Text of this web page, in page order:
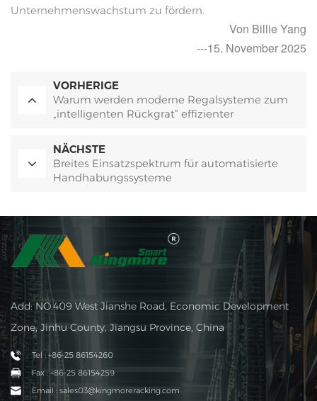
Unternehmenswachstum zu fördern.
Von Billie Yang
---15. November 2025
VORHERIGE
Warum werden moderne Regalsysteme zum
„intelligenten Rückgrat“ effizienter
NÄCHSTE
Breites Einsatzspektrum für automatisierte
Handhabungssysteme
Add: NO.409 West Jianshe Road, Economic Development
Zone, Jinhu County, Jiangsu Province, China
Tel : +86-25 86154260
Fax : +86-25 86154259
Email : sales03@kingmoreracking.com